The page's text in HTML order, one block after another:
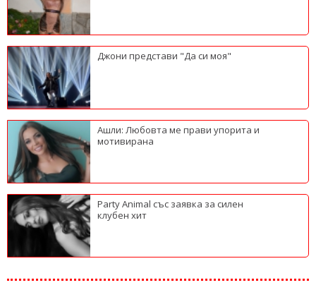
Джони представи "Да си моя"
Ашли: Любовта ме прави упорита и
мотивирана
Party Animal със заявка за силен
клубен хит